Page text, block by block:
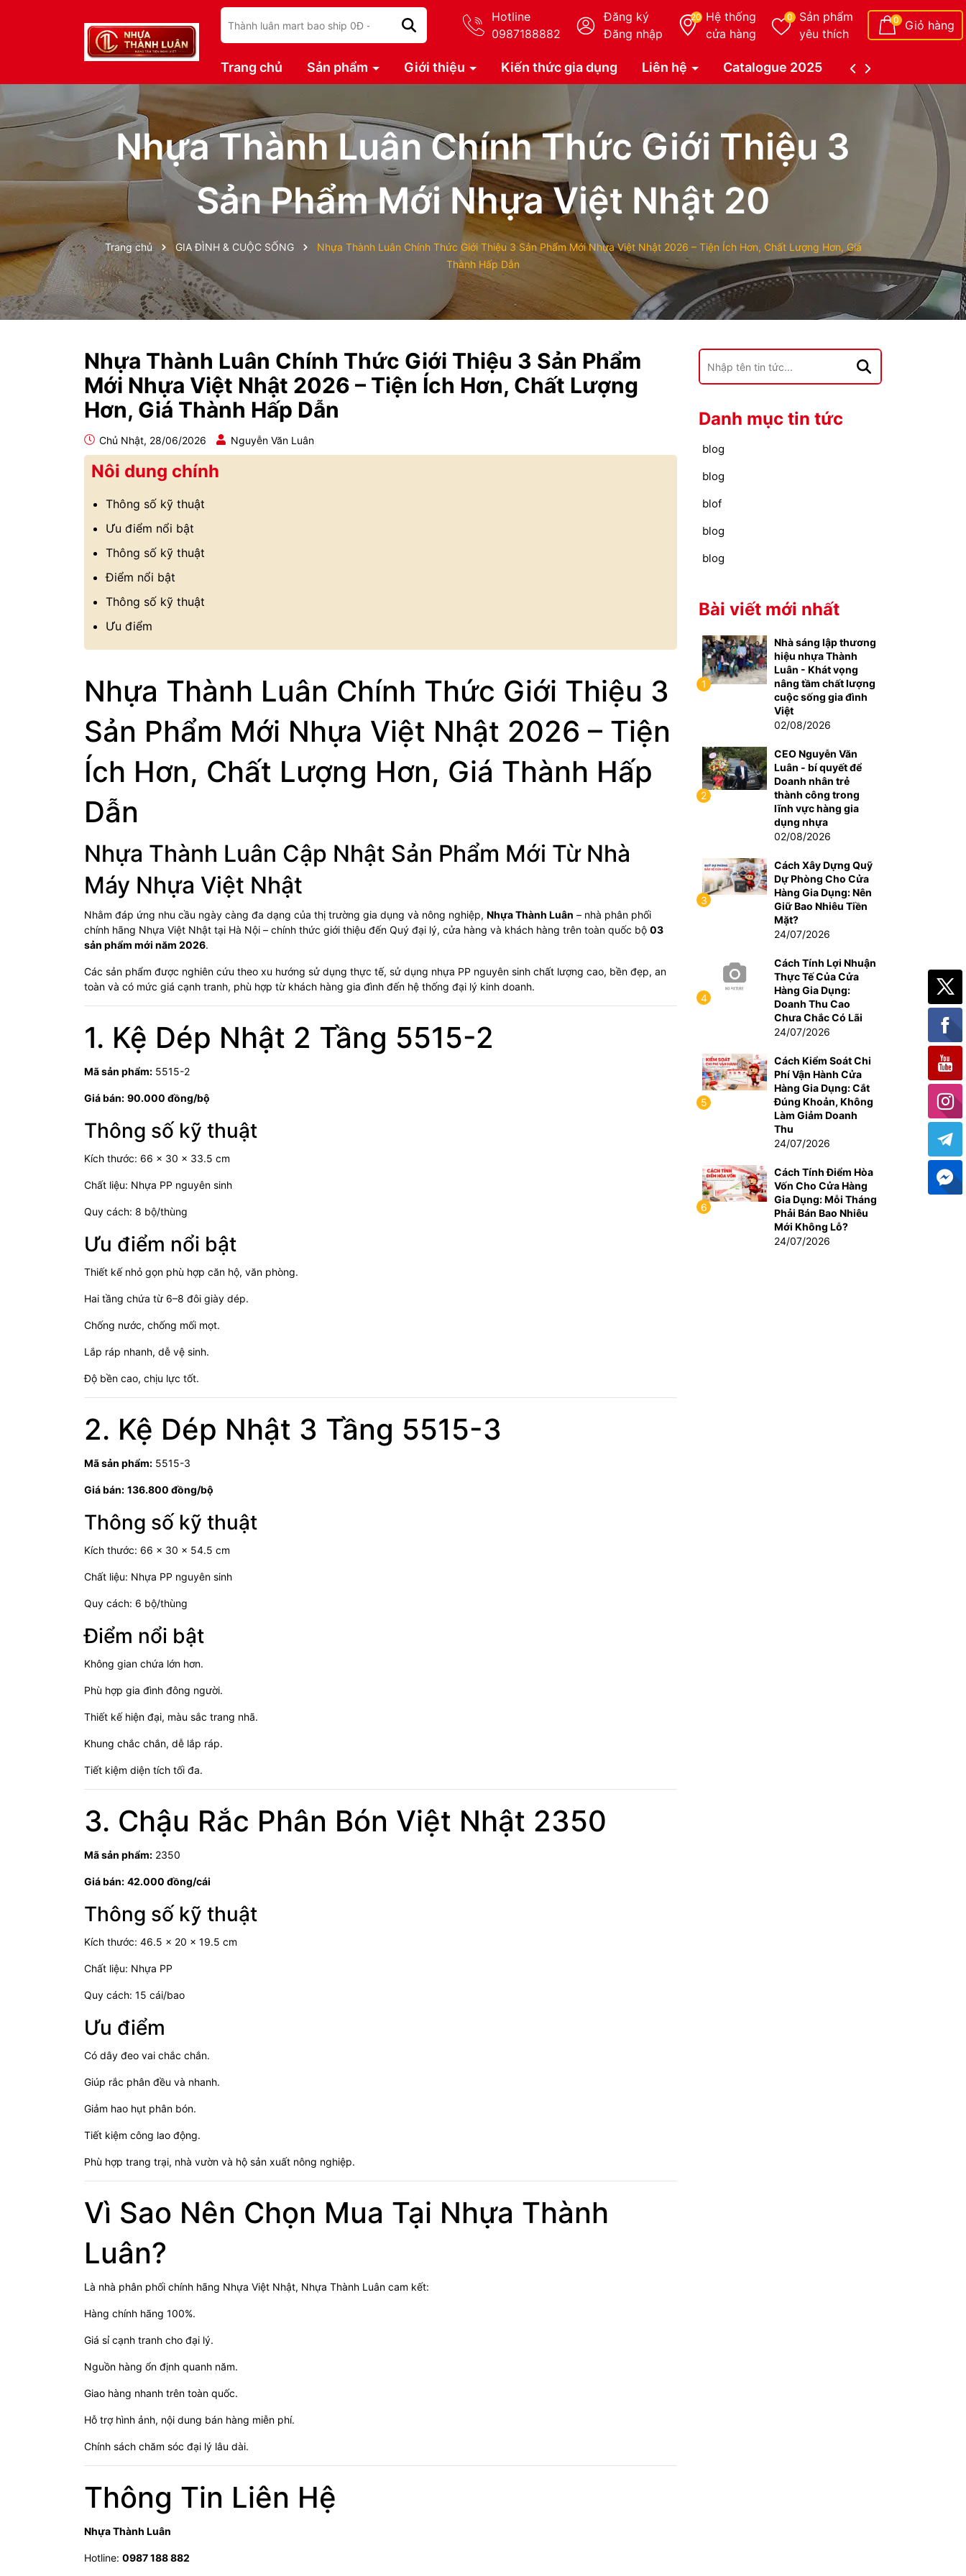
Hotline
0987188882
Đăng ký
Đăng nhập
20 Hệ thống
cửa hàng
0
Sản phẩm
yêu thích
0 Giỏ hàng
Trang chủ Sản phẩm Giới thiệu Kiến thức gia dụng Liên hệ Catalogue 2025 Catalogue Duy Tân
Nhựa Thành Luân Chính Thức Giới Thiệu 3
Sản Phẩm Mới Nhựa Việt Nhật 20
Trang chủ GIA ĐÌNH & CUỘC SỐNG
Nhựa Thành Luân Chính Thức Giới Thiệu 3 Sản Phẩm Mới Nhựa Việt Nhật 2026 – Tiện Ích Hơn, Chất Lượng Hơn, Giá
Thành Hấp Dẫn
Nhựa Thành Luân Chính Thức Giới Thiệu 3 Sản Phẩm
Mới Nhựa Việt Nhật 2026 – Tiện Ích Hơn, Chất Lượng
Hơn, Giá Thành Hấp Dẫn
Chủ Nhật, 28/06/2026 Nguyễn Văn Luân
Nôi dung chính
Thông số kỹ thuật
Ưu điểm nổi bật
Thông số kỹ thuật
Điểm nổi bật
Thông số kỹ thuật
Ưu điểm
Nhựa Thành Luân Chính Thức Giới Thiệu 3
Sản Phẩm Mới Nhựa Việt Nhật 2026 – Tiện
Ích Hơn, Chất Lượng Hơn, Giá Thành Hấp
Dẫn
Nhựa Thành Luân Cập Nhật Sản Phẩm Mới Từ Nhà
Máy Nhựa Việt Nhật
Nhằm đáp ứng nhu cầu ngày càng đa dạng của thị trường gia dụng và nông nghiệp, Nhựa Thành Luân – nhà phân phối
chính hãng Nhựa Việt Nhật tại Hà Nội – chính thức giới thiệu đến Quý đại lý, cửa hàng và khách hàng trên toàn quốc bộ 03
sản phẩm mới năm 2026.
Các sản phẩm được nghiên cứu theo xu hướng sử dụng thực tế, sử dụng nhựa PP nguyên sinh chất lượng cao, bền đẹp, an
toàn và có mức giá cạnh tranh, phù hợp từ khách hàng gia đình đến hệ thống đại lý kinh doanh.
1. Kệ Dép Nhật 2 Tầng 5515-2
Mã sản phẩm: 5515-2
Giá bán: 90.000 đồng/bộ
Thông số kỹ thuật
Kích thước: 66 x 30 x 33.5 cm
Chất liệu: Nhựa PP nguyên sinh
Quy cách: 8 bộ/thùng
Ưu điểm nổi bật
Thiết kế nhỏ gọn phù hợp căn hộ, văn phòng.
Hai tầng chứa từ 6–8 đôi giày dép.
Chống nước, chống mối mọt.
Lắp ráp nhanh, dễ vệ sinh.
Độ bền cao, chịu lực tốt.
2. Kệ Dép Nhật 3 Tầng 5515-3
Mã sản phẩm: 5515-3
Giá bán: 136.800 đồng/bộ
Thông số kỹ thuật
Kích thước: 66 x 30 x 54.5 cm
Chất liệu: Nhựa PP nguyên sinh
Quy cách: 6 bộ/thùng
Điểm nổi bật
Không gian chứa lớn hơn.
Phù hợp gia đình đông người.
Thiết kế hiện đại, màu sắc trang nhã.
Khung chắc chắn, dễ lắp ráp.
Tiết kiệm diện tích tối đa.
3. Chậu Rắc Phân Bón Việt Nhật 2350
Mã sản phẩm: 2350
Giá bán: 42.000 đồng/cái
Thông số kỹ thuật
Kích thước: 46.5 x 20 x 19.5 cm
Chất liệu: Nhựa PP
Quy cách: 15 cái/bao
Ưu điểm
Có dây đeo vai chắc chắn.
Giúp rắc phân đều và nhanh.
Giảm hao hụt phân bón.
Tiết kiệm công lao động.
Phù hợp trang trại, nhà vườn và hộ sản xuất nông nghiệp.
Vì Sao Nên Chọn Mua Tại Nhựa Thành
Luân?
Là nhà phân phối chính hãng Nhựa Việt Nhật, Nhựa Thành Luân cam kết:
Hàng chính hãng 100%.
Giá sỉ cạnh tranh cho đại lý.
Nguồn hàng ổn định quanh năm.
Giao hàng nhanh trên toàn quốc.
Hỗ trợ hình ảnh, nội dung bán hàng miễn phí.
Chính sách chăm sóc đại lý lâu dài.
Thông Tin Liên Hệ
Nhựa Thành Luân
Hotline: 0987 188 882
Danh mục tin tức
blog
blog
blof
blog
blog
Bài viết mới nhất
1
Nhà sáng lập thương
hiệu nhựa Thành
Luân - Khát vọng
nâng tầm chất lượng
cuộc sống gia đình
Việt
02/08/2026
2
CEO Nguyễn Văn
Luân - bí quyết để
Doanh nhân trẻ
thành công trong
lĩnh vực hàng gia
dụng nhựa
02/08/2026
3
Cách Xây Dựng Quỹ
Dự Phòng Cho Cửa
Hàng Gia Dụng: Nên
Giữ Bao Nhiêu Tiền
Mặt?
24/07/2026
4
Cách Tính Lợi Nhuận
Thực Tế Của Cửa
Hàng Gia Dụng:
Doanh Thu Cao
Chưa Chắc Có Lãi
24/07/2026
5
Cách Kiểm Soát Chi
Phí Vận Hành Cửa
Hàng Gia Dụng: Cắt
Đúng Khoản, Không
Làm Giảm Doanh
Thu
24/07/2026
6
Cách Tính Điểm Hòa
Vốn Cho Cửa Hàng
Gia Dụng: Mỗi Tháng
Phải Bán Bao Nhiêu
Mới Không Lỗ?
24/07/2026